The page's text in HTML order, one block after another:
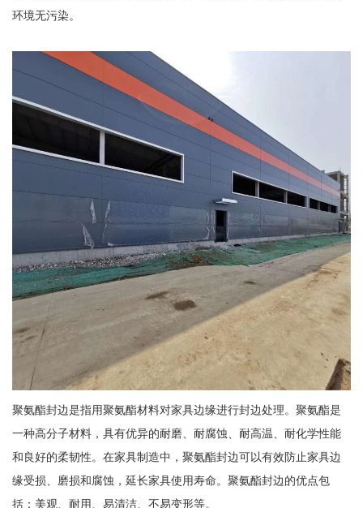
环境无污染。
聚氨酯封边是指用聚氨酯材料对家具边缘进行封边处理。聚氨酯是
一种高分子材料，具有优异的耐磨、耐腐蚀、耐高温、耐化学性能
和良好的柔韧性。在家具制造中，聚氨酯封边可以有效防止家具边
缘受损、磨损和腐蚀，延长家具使用寿命。聚氨酯封边的优点包
括：美观、耐用、易清洁、不易变形等。